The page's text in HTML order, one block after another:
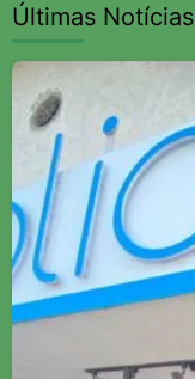
Últimas Notícias